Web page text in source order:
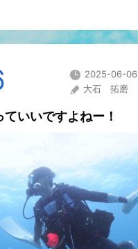
2025-06-06
大石 拓磨
いいですよねー！